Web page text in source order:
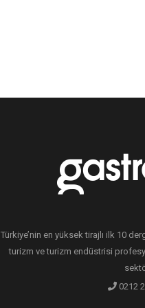
Türkiye’nin en yüksek tirajlı ilk 10
turizm ve turizm endüstrisi
0212